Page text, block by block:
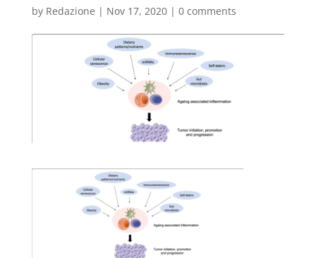
by Redazione | Nov 17, 2020| 0 comments